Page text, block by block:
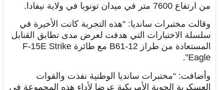
من ارتفاع 7600 متر في ميدان تونوبا في ولاية نيفادا.
وقالت مختبرات سانديا: “هذه التجربة كانت الأخيرة في
سلسلة الاختبارات التي هدفت لعرض مدى تطابق القنابل
المستعادة من طراز B61-12 مع طائرة F-15E Strike
Eagle”.
وأضافت: “مختبرات سانديا الوطنية نفذت والقوات
العسكرية الجوية الأمريكية عرضا لأداء هذه المجموعة في